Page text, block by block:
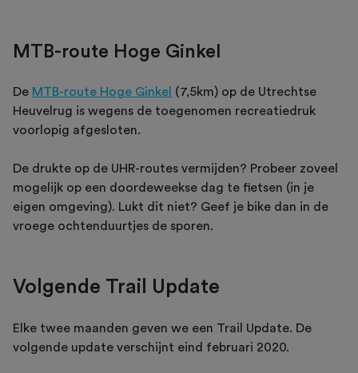
MTB-route Hoge Ginkel
De MTB-route Hoge Ginkel (7,5km) op de Utrechtse
Heuvelrug is wegens de toegenomen recreatiedruk
voorlopig afgesloten.
De drukte op de UHR-routes vermijden? Probeer zoveel
mogelijk op een doordeweekse dag te fietsen (in je
eigen omgeving). Lukt dit niet? Geef je bike dan in de
vroege ochtenduurtjes de sporen.
Volgende Trail Update
Elke twee maanden geven we een Trail Update. De
volgende update verschijnt eind februari 2020.